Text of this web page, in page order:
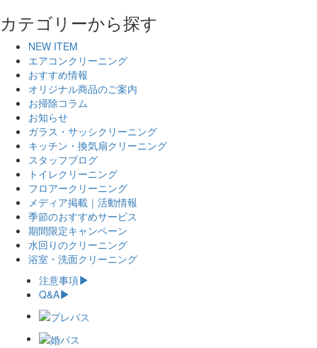
カテゴリーから探す
NEW ITEM
エアコンクリーニング
おすすめ情報
オリジナル商品のご案内
お掃除コラム
お知らせ
ガラス・サッシクリーニング
キッチン・換気扇クリーニング
スタッフブログ
トイレクリーニング
フロアークリーニング
メディア掲載｜活動情報
季節のおすすめサービス
期間限定キャンペーン
水回りのクリーニング
浴室・洗面クリーニング
注意事項
Q&A